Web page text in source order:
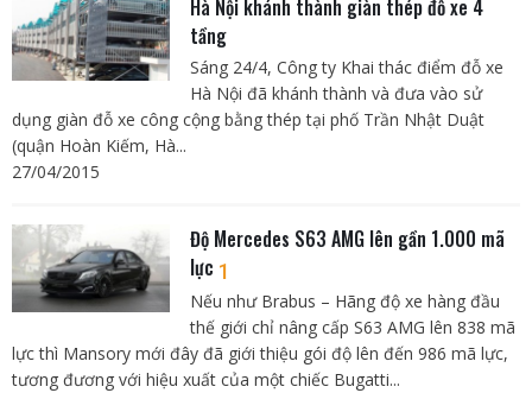
Hà Nội khánh thành giàn thép đỗ xe 4
tầng
Sáng 24/4, Công ty Khai thác điểm đỗ xe
Hà Nội đã khánh thành và đưa vào sử
dụng giàn đỗ xe công cộng bằng thép tại phố Trần Nhật Duật
(quận Hoàn Kiếm, Hà...
27/04/2015
Độ Mercedes S63 AMG lên gần 1.000 mã
lực 1
Nếu như Brabus – Hãng độ xe hàng đầu
thế giới chỉ nâng cấp S63 AMG lên 838 mã
lực thì Mansory mới đây đã giới thiệu gói độ lên đến 986 mã lực,
tương đương với hiệu xuất của một chiếc Bugatti...